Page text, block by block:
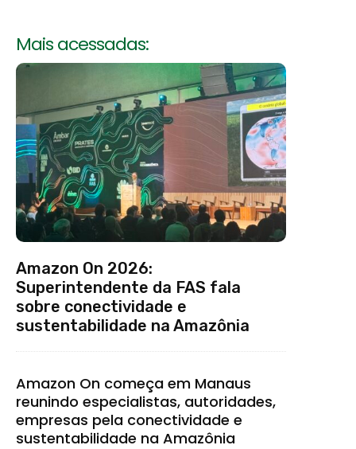
Mais acessadas:
Amazon On 2026:
Superintendente da FAS fala
sobre conectividade e
sustentabilidade na Amazônia
Amazon On começa em Manaus
reunindo especialistas, autoridades,
empresas pela conectividade e
sustentabilidade na Amazônia